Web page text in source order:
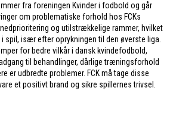
fra foreningen Kvinder i fodbold og går
om problematiske forhold hos FCKs
og utilstrækkelige rammer, hvilket
især efter oprykningen til den øverste liga.
for bedre vilkår i dansk kvindefodbold,
til behandlinger, dårlige træningsforhold
er udbredte problemer. FCK må tage disse
et positivt brand og sikre spillernes trivsel.